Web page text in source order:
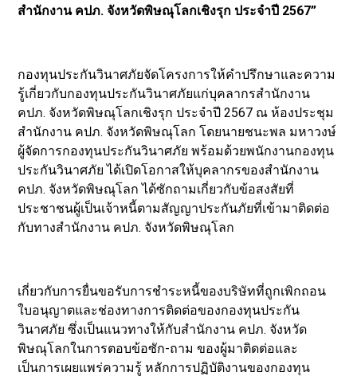
สำนักงาน คปภ. จังหวัดพิษณุโลกเชิงรุก ประจำปี 2567”
กองทุนประกันวินาศภัยจัดโครงการให้คำปรึกษาและความ
รู้เกี่ยวกับกองทุนประกันวินาศภัยแก่บุคลากรสำนักงาน
คปภ. จังหวัดพิษณุโลกเชิงรุก ประจำปี 2567 ณ ห้องประชุม
สำนักงาน คปภ. จังหวัดพิษณุโลก โดยนายชนะพล มหาวงษ์
ผู้จัดการกองทุนประกันวินาศภัย พร้อมด้วยพนักงานกองทุน
ประกันวินาศภัย ได้เปิดโอกาสให้บุคลากรของสำนักงาน
คปภ. จังหวัดพิษณุโลก ได้ซักถามเกี่ยวกับข้อสงสัยที่
ประชาชนผู้เป็นเจ้าหนี้ตามสัญญาประกันภัยที่เข้ามาติดต่อ
กับทางสำนักงาน คปภ. จังหวัดพิษณุโลก
เกี่ยวกับการยื่นขอรับการชำระหนี้ของบริษัทที่ถูกเพิกถอน
ใบอนุญาตและช่องทางการติดต่อของกองทุนประกัน
วินาศภัย ซึ่งเป็นแนวทางให้กับสำนักงาน คปภ. จังหวัด
พิษณุโลกในการตอบข้อซัก-ถาม ของผู้มาติดต่อและ
เป็นการเผยแพร่ความรู้ หลักการปฏิบัติงานของกองทุน